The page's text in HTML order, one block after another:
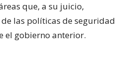
que, a su juicio,
las políticas de seguridad
el gobierno anterior.